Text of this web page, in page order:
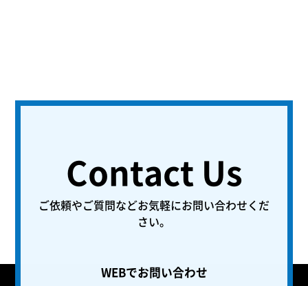
Contact Us
ご依頼やご質問などお気軽にお問い合わせくだ
さい。
WEBでお問い合わせ